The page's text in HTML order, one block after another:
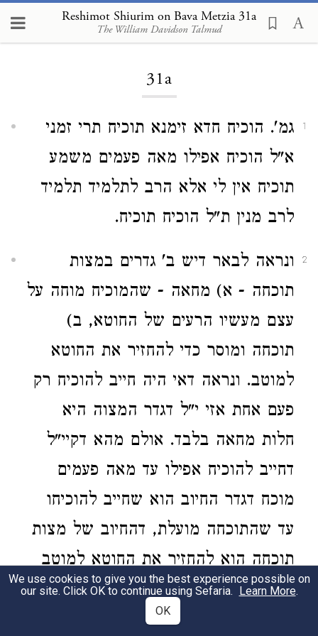
Reshimot Shiurim on Bava Metzia 31a
The William Davidson Talmud
Loading...
31a
1
גמ'. הוכיח חדא זימנא תוכיח תרי זמני
א"ל הוכיח אפילו מאה פעמים משמע
תוכיח אין לי אלא הרב לתלמיד תלמיד
לרב מנין ת"ל הוכיח תוכיח.
2
ונראה לבאר דיש ב' גדרים במצות
תוכחה - א) מחאה - שהמוכיח מוחה על
עצם מעשיו הרעים של החוטא, ב)
תוכחה ומוסר כדי להחזיר את החוטא
למוטב. ונראה דאי היה חייב להוכיח רק
פעם אחת אזי י"ל דגדר המצוה היא
חלות מחאה בלבד. אולם מהא דקיי"ל
דחייב להוכיח אפילו עד מאה פעמים
מוכח דגדר החיוב הוא שחייב להוכיחו
עד שהתוכחה מועלת, דהחיוב של מצות
תוכחה הוא להחזיר את החוטא למוטב
133) . ולפי"ז יל"ע היכא דיודע שלא יקבל
החוטא את דברי התוכחה האם חייב
We use cookies to give you the best experience possible on
our site. Click OK to continue using Sefaria. Learn More.
OK